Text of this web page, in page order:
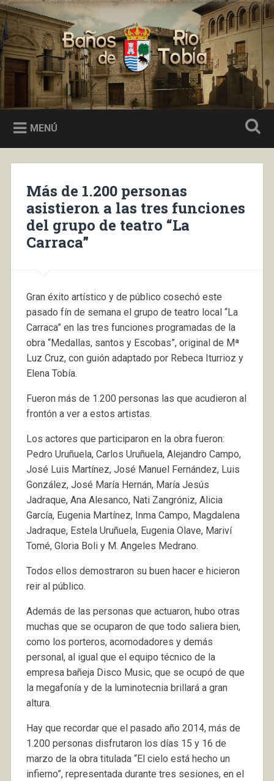
Saltar
al
contenido
Buscar
Baños de Río Tobía
MENÚ
Más de 1.200 personas
asistieron a las tres funciones
del grupo de teatro “La
Carraca”
Gran éxito artístico y de público cosechó este
pasado fín de semana el grupo de teatro local “La
Carraca” en las tres funciones programadas de la
obra “Medallas, santos y Escobas”, original de Mª
Luz Cruz, con guión adaptado por Rebeca Iturrioz y
Elena Tobía.
Fueron más de 1.200 personas las que acudieron al
frontón a ver a estos artistas.
Los actores que participaron en la obra fueron:
Pedro Uruñuela, Carlos Uruñuela, Alejandro Campo,
José Luis Martínez, José Manuel Fernández, Luis
González, José María Hernán, María Jesús
Jadraque, Ana Alesanco, Nati Zangróniz, Alicia
García, Eugenia Martínez, Inma Campo, Magdalena
Jadraque, Estela Uruñuela, Eugenia Olave, Mariví
Tomé, Gloria Boli y M. Angeles Medrano.
Todos ellos demostraron su buen hacer e hicieron
reir al público.
Además de las personas que actuaron, hubo otras
muchas que se ocuparon de que todo saliera bien,
como los porteros, acomodadores y demás
personal, al igual que el equipo técnico de la
empresa bañeja Disco Music, que se ocupó de que
la megafonía y de la luminotecnia brillará a gran
altura.
Hay que recordar que el pasado año 2014, más de
1.200 personas disfrutaron los días 15 y 16 de
marzo de la obra titulada “El cielo está hecho un
infierno”, representada durante tres sesiones, en el